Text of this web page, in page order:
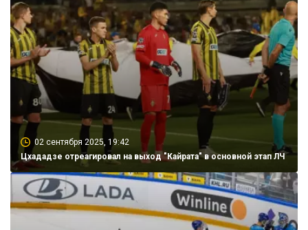
02 сентября 2025, 19:42
Цхададзе отреагировал на выход "Кайрата" в основной этап ЛЧ